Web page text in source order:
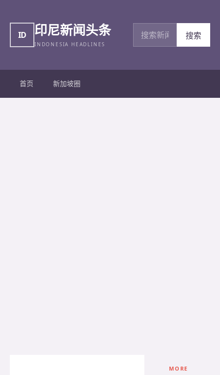
ID 印尼新闻头条
INDONESIA HEADLINES
搜索新闻
搜索
首页 新加坡圈
MORE